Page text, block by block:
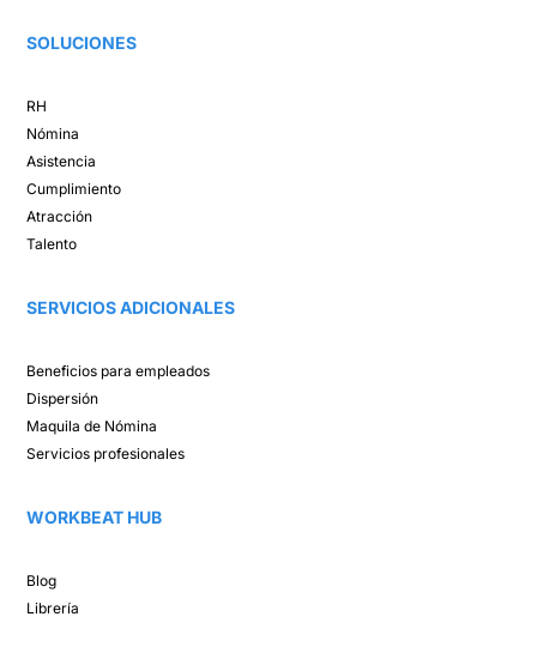
SOLUCIONES​
RH
Nómina​
Asistencia​
Cumplimiento​
Atracción ​
Talento ​
SERVICIOS ADICIONALES
Beneficios para empleados​
Dispersión​
Maquila de Nómina​
Servicios profesionales
WORKBEAT HUB​
Blog​
Librería​